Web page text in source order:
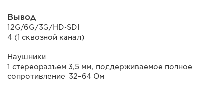
Вывод
12G/6G/3G/HD-SDI
4 (1 сквозной канал)
Наушники
1 стереоразъем 3,5 мм, поддерживаемое полное
сопротивление: 32–64 Ом